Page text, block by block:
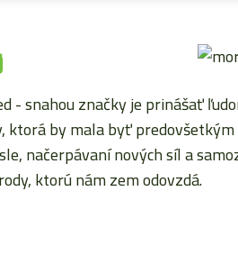
- snahou značky je prinášať
ktorá by mala byť predovšetkým
načerpávaní nových síl a
ktorú nám zem odovzdá.